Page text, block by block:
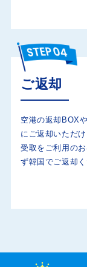
ご返却
空港の返却BOX
にご返却いただ
受取をご利用の
ず韓国でご返却く